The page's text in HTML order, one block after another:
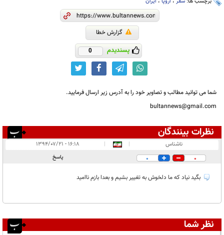
گزارش خطا
پسندیدم 0
شما می توانید مطالب و تصاویر خود را به آدرس زیر ارسال فرمایید.
bultannews@gmail.com
نظرات بینندگان
در انتظار بررسی:
ناشناس |
|
۱۶:۱۸ - ۱۳۹۴/۰۷/۲۱
0
0 پاسخ
بگید نیاد که ما دلخوش به تغییر بشیم و بعدا بازم ناامید
نظر شما